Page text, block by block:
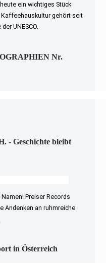
ein wichtiges Stück
gehört seit
UNESCO.
Nr.
- Geschichte bleibt
Preiser Records
Andenken an ruhmreiche
in Österreich